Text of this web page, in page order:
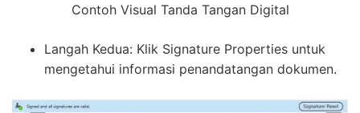
Contoh Visual Tanda Tangan Digital
Langah Kedua: Klik Signature Properties untuk
mengetahui informasi penandatangan dokumen.